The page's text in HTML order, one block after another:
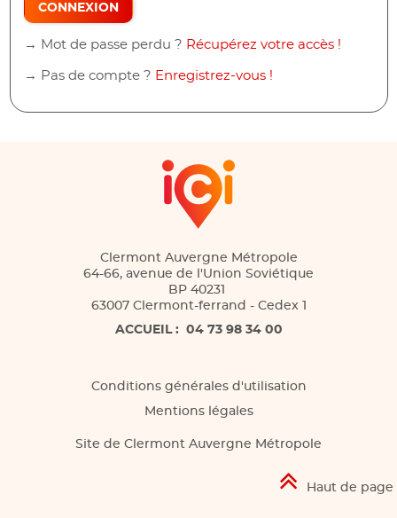
CONNEXION
→ Mot de passe perdu ? Récupérez votre accès !
→ Pas de compte ? Enregistrez-vous !
Clermont Auvergne Métropole
64-66, avenue de l'Union Soviétique
BP 40231
63007 Clermont-ferrand - Cedex 1
ACCUEIL : 04 73 98 34 00
Conditions générales d'utilisation
Mentions légales
Site de Clermont Auvergne Métropole
Haut de page